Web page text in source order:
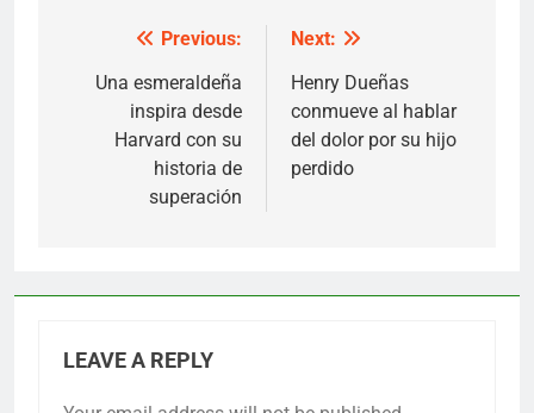
navigation
Previous:
Una esmeraldeña
inspira desde
Harvard con su
historia de
superación
Next:
Henry Dueñas
conmueve al hablar
del dolor por su hijo
perdido
LEAVE A REPLY